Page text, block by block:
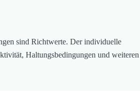
sind Richtwerte. Der individuelle
Haltungsbedingungen und weiteren